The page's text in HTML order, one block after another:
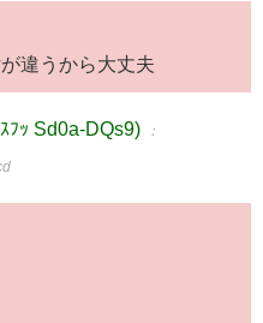
違うから大丈夫
ﾌｯ Sd0a-DQs9) ：